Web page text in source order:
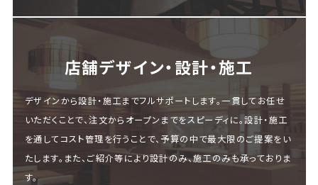
店舗デザイン・設計・施⼯
デザインから設計・施工までフルサポートします。一貫してお任せ
いただくことで、注文からオープンまでをスピーディに。設計・施工
を通してコスト管理を行うことで、予算の中で最大限のご提案をい
たします。また、ご紹介等により設計のみ、施工のみも承っておりま
す。